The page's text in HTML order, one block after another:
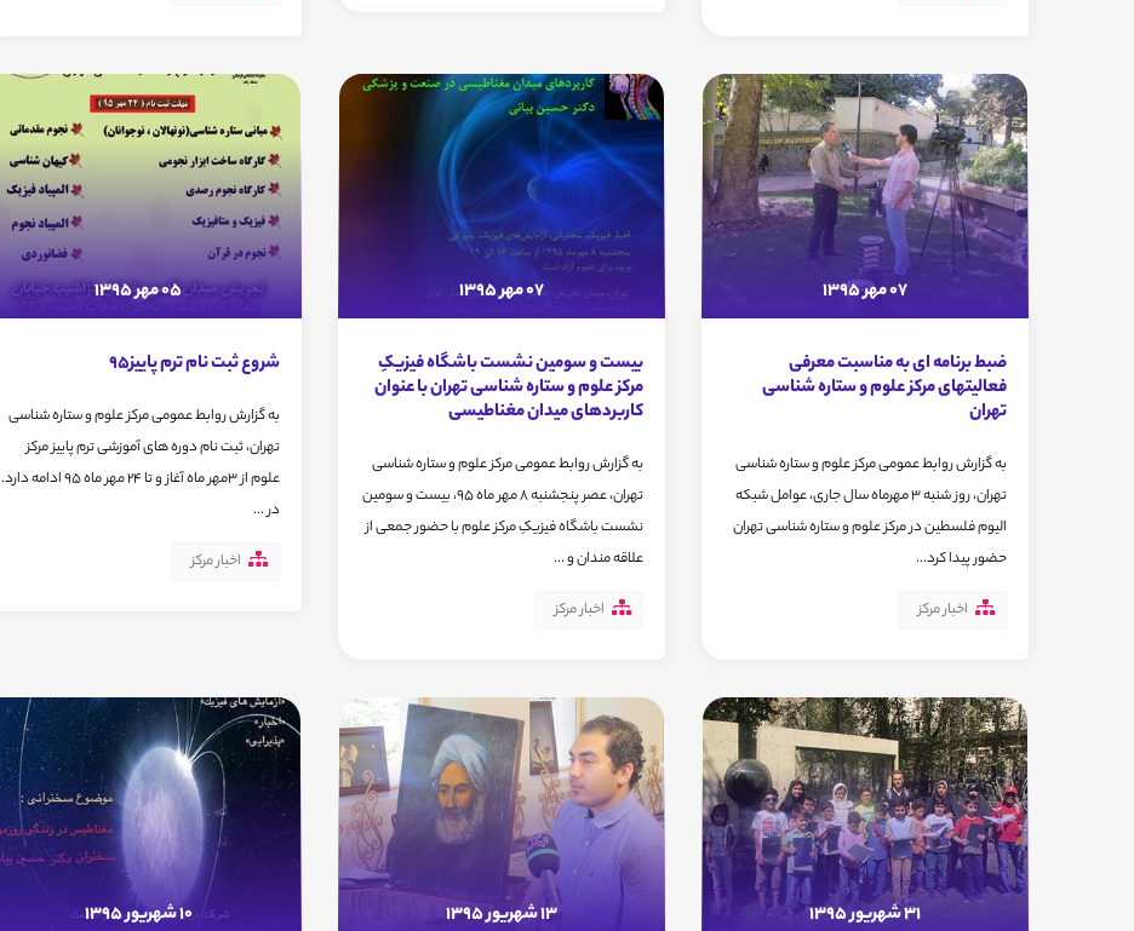
07 مهر 1395
ضبط برنامه ای به مناسبت معرفی
فعالیتهای مرکز علوم و ستاره شناسی
تهران
به گزارش روابط عمومی مرکز علوم و ستاره شناسی
تهران، روز شنبه 3 مهرماه سال جاری، عوامل شبکه
الیوم فلسطین در مرکز علوم و ستاره شناسی تهران
حضور پیدا کرد...
اخبار مرکز
07 مهر 1395
بیست و سومین نشست باشگاه فیزیکِ
مرکز علوم و ستاره شناسی تهران با عنوان
کاربردهای میدان مغناطیسی
به گزارش روابط عمومی مرکز علوم و ستاره شناسی
تهران، عصر پنجشنبه 8 مهر ماه 95، بیست و سومین
نشست باشگاه فیزیکِ مرکز علوم با حضور جمعی از
علاقه مندان و ...
اخبار مرکز
05 مهر 1395
شروع ثبت نام ترم پاییز95
به گزارش روابط عمومی مرکز علوم و ستاره شناسی
تهران، ثبت نام دوره های آموزشی ترم پاییز مرکز
علوم از 3مهر ماه آغاز و تا 24 مهر ماه 95 ادامه دارد.
در ...
اخبار مرکز
31 شهریور 1395 13 شهریور 1395 10 شهریور 1395